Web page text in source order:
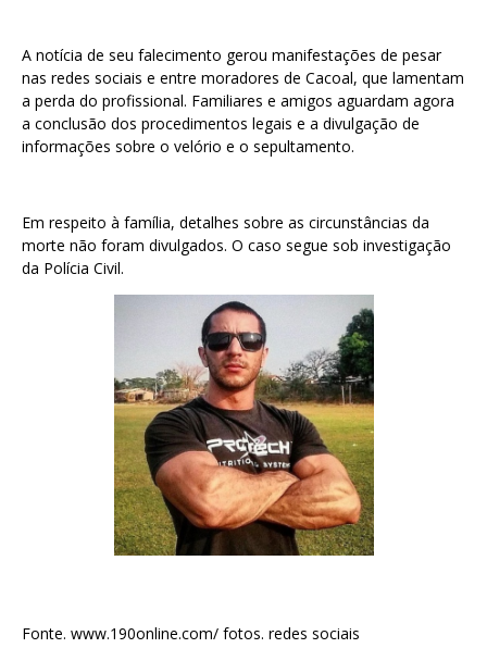
A notícia de seu falecimento gerou manifestações de pesar
nas redes sociais e entre moradores de Cacoal, que lamentam
a perda do profissional. Familiares e amigos aguardam agora
a conclusão dos procedimentos legais e a divulgação de
informações sobre o velório e o sepultamento.
Em respeito à família, detalhes sobre as circunstâncias da
morte não foram divulgados. O caso segue sob investigação
da Polícia Civil.
Fonte. www.190online.com/ fotos. redes sociais